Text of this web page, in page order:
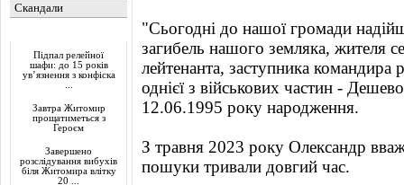
Скандали
Підпал релейної
шафи: до 15 років
ув’язнення з конфіска
Завтра Житомир
прощатиметься з
Героєм
Завершено
розслідування вибухів
біля Житомира влітку
20 ...
"Сьогодні до нашої громади
загибель нашого земляка, жителя
лейтенанта, заступника командира
однієї з військових частин -
12.06.1995 року народження.
З травня 2023 року Олександр
пошуки тривали довгий час.